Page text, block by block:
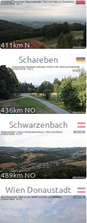
411km N
Schareben
436km NO
Schwarzenbach
489km NO
Wien Donaustadt